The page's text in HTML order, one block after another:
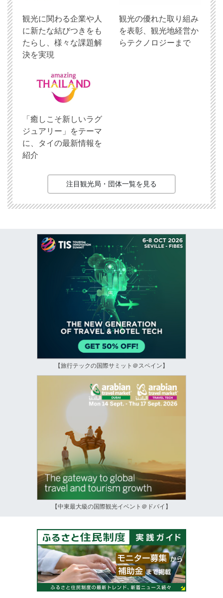
観光に関わる企業や人
に新たな結びつきをも
たらし、様々な課題解
決を実現
観光の優れた取り組み
を表彰、観光地経営か
らテクノロジーまで
「癒しこそ新しいラグ
ジュアリー」をテーマ
に、タイの最新情報を
紹介
注目観光局・団体一覧を見る
【旅行テックの国際サミット＠スペイン】
【中東最大級の国際観光イベント＠ドバイ】